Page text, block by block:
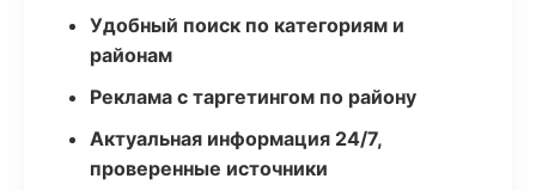
Удобный поиск по категориям и
районам
Реклама с таргетингом по району
Актуальная информация 24/7,
проверенные источники